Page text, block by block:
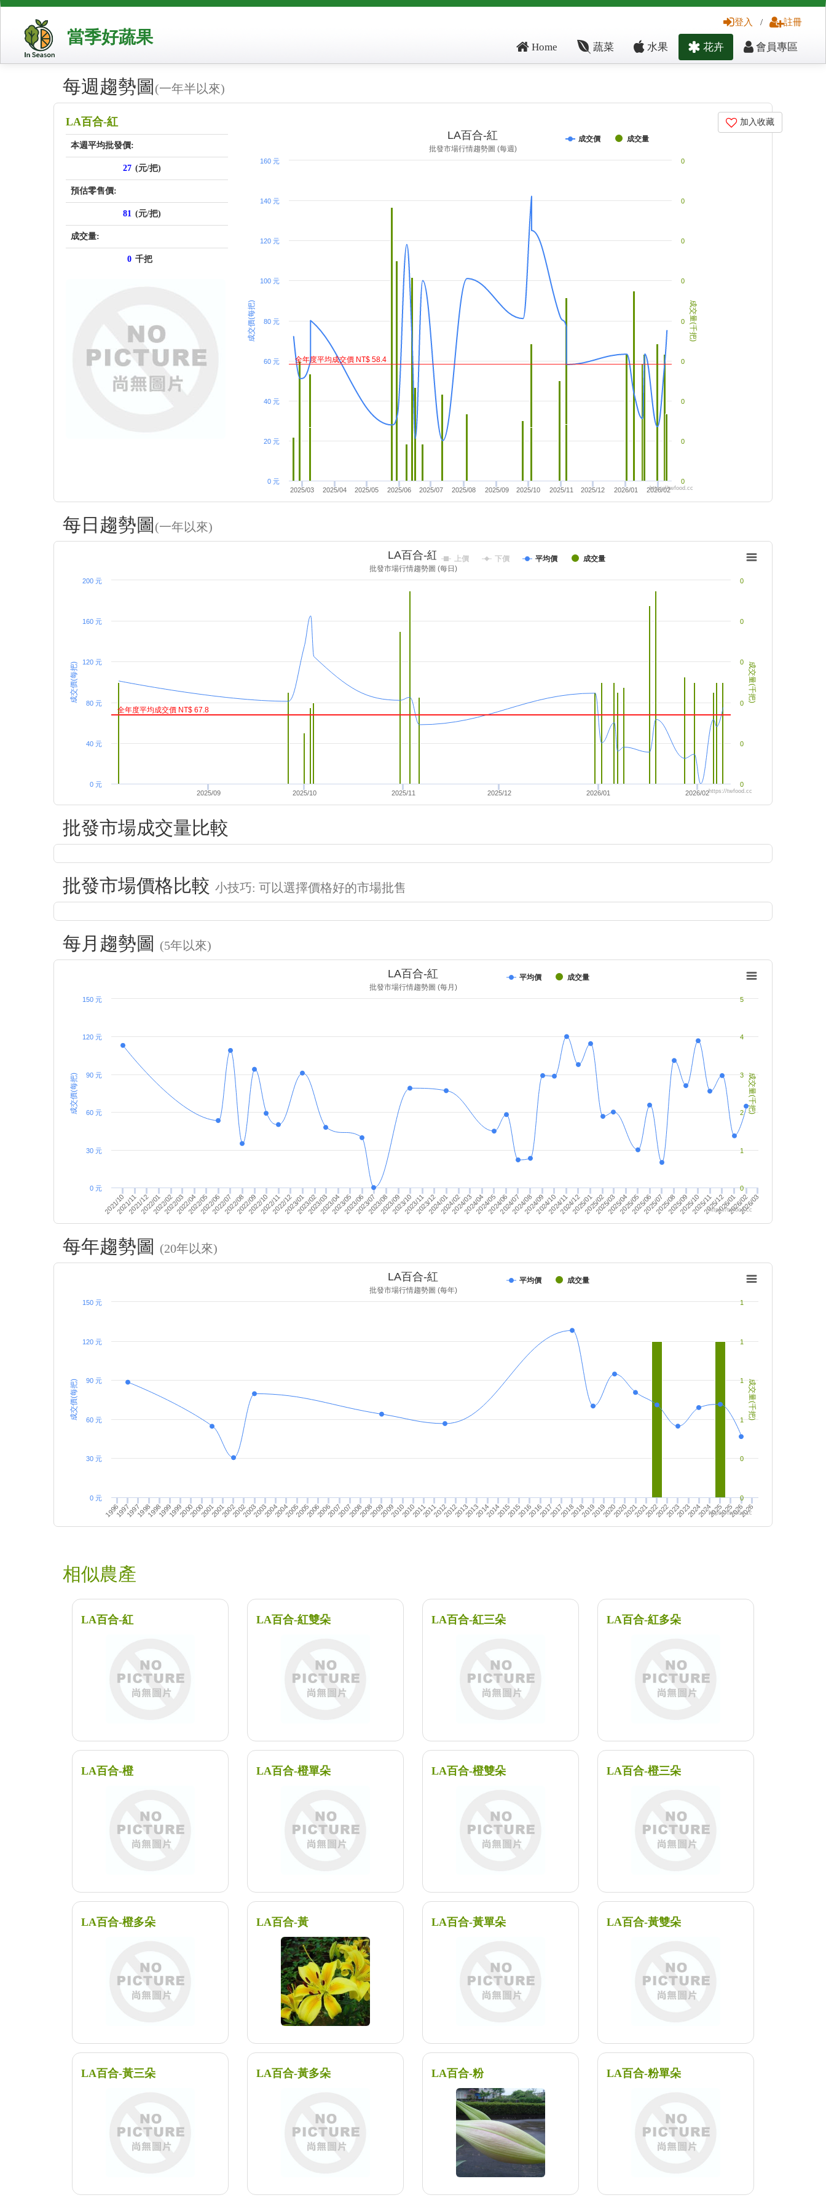
當季好蔬果
登入 / 註冊
Home 蔬菜 水果 花卉 會員專區
每週趨勢圖 (一年半以來)
LA百合-紅
本週平均批發價:
27 (元/把)
預估零售價:
81 (元/把)
成交量:
0 千把
加入收藏
成交價(每把) 成交量(千把)
LA百合-紅
批發市場行情趨勢圖 (每週)
成交價 成交量
2025/03 2025/04 2025/05 2025/06 2025/07 2025/08 2025/09 2025/10 2025/11 2025/12 2026/01 2026/02
0 元
20 元
40 元
60 元
80 元
100 元
120 元
140 元
160 元
0
0
0
0
0
0
0
0
0
https://twfood.cc
全年度平均成交價 NT$ 58.4
每日趨勢圖 (一年以來)
成交價(每把) 成交量(千把)
LA百合-紅
批發市場行情趨勢圖 (每日)
上價 下價 平均價 成交量
2025/09 2025/10 2025/11 2025/12 2026/01 2026/02
0 元
40 元
80 元
120 元
160 元
200 元
0
0
0
0
0
0
https://twfood.cc
全年度平均成交價 NT$ 67.8
批發市場成交量比較
批發市場價格比較 小技巧: 可以選擇價格好的市場批售
每月趨勢圖 (5年以來)
成交價(每把) 成交量(千把)
LA百合-紅
批發市場行情趨勢圖 (每月)
平均價 成交量
2021/102021/112021/122022/012022/022022/032022/042022/052022/062022/072022/082022/092022/102022/112022/122023/012023/022023/032023/042023/052023/062023/072023/082023/092023/102023/112023/122024/012024/022024/032024/042024/052024/062024/072024/082024/092024/102024/112024/122025/012025/022025/032025/042025/052025/062025/072025/082025/092025/102025/112025/122026/012026/022026/03
0 元
30 元
60 元
90 元
120 元
150 元
0
1
2
3
4
5
https://twfood.cc
每年趨勢圖 (20年以來)
成交價(每把) 成交量(千把)
LA百合-紅
批發市場行情趨勢圖 (每年)
平均價 成交量
1996199719971998199819991999200020002001200120022002200320032004200420052005200620062007200720082008200920092010201020112011201220122013201320142014201520152016201620172017201820182019201920202020202120212022202220232023202420242025202520262026
0 元
30 元
60 元
90 元
120 元
150 元
0
0
1
1
1
1
https://twfood.cc
相似農產
LA百合-紅 LA百合-紅雙朵 LA百合-紅三朵 LA百合-紅多朵
LA百合-橙 LA百合-橙單朵 LA百合-橙雙朵 LA百合-橙三朵
LA百合-橙多朵 LA百合-黃 LA百合-黃單朵 LA百合-黃雙朵
LA百合-黃三朵 LA百合-黃多朵 LA百合-粉 LA百合-粉單朵